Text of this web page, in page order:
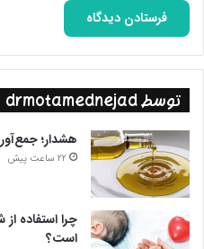
انقلاب را جمع کند. موزه عبرت یا
که زیرنظر ثابتی اداره می‌شد، سند
آن در سال‌های اخیر نیز انسان
طیبه واعظی دهنوی که بود؟
در غرفه موزه عبرت علاوه بر مجسمه
توسط drmotamednejad
هشدار؛
22 ساعت پیش
چرا استفاده
است؟